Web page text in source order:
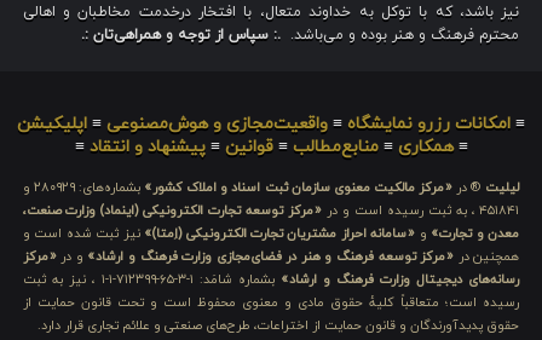
نیز باشد، که با توکل به خداوند متعال، با افتخار درخدمت مخاطبان و اهالی
محترم فرهنگ و هنر بوده و می‌باشد. .: سپاس از توجه و همراهی‌تان :.
≡ امکانات رزرو نمایشگاه ≡ واقعیت‌مجازی و هوش‌مصنوعی ≡ اپلیکیشن
≡همکاری ≡منابع‌مطالب ≡قوانین ≡پیشنهاد و انتقاد ≡
لیلیت ® در «مرکز مالکیت معنوی سازمان ثبت اسناد و املاک کشور»
بشماره‌های: ۲۸۰۹۲۹ و
۴۵۱۸۴۱ ، به ثبت رسیده است و در
«مرکز توسعه تجارت الکترونیکی (اینماد) وزارت صنعت،
معدن و تجارت» و «سامانه احراز مشتریان تجارت الکترونیکی (اِمتا)» نیز ثبت شده است و
همچنین در «مرکز توسعه فرهنگ و هنر در فضای‌مجازی وزارت فرهنگ و ارشاد» و در«مرکز
رسانه‌های دیجیتال وزارت فرهنگ و ارشاد»
بشماره شامَد: ۱-۳-۶۵-۷۱۲۳۹۹-۱-۱ ، نیز به ثبت
رسیده است؛ متعاقباً کلیهٔ حقوق مادی و معنوی محفوظ است و تحت قانون حمایت از
حقوق پدیدآورندگان و قانون حمایت از اختراعات، طرح‌های صنعتی و علائم تجاری قرار دارد.